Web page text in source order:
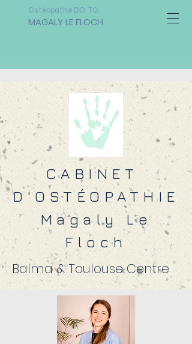
MAGALY LE FLOCH
Ostéopathe DO. TO.
CABINET
D'OSTÉOPATHIE
Magaly Le
Floch
Balma & Toulouse Centre